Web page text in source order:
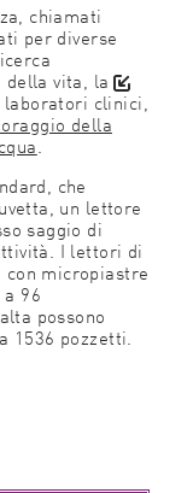
chiamati
per diverse
della vita, la
laboratori clinici,
della
.
che
un lettore
saggio di
I lettori di
micropiastre
96
possono
1536 pozzetti.